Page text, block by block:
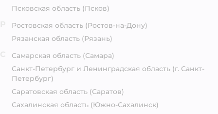
Псковская область (Псков)
Ростовская область (Ростов-на-Дону)
Рязанская область (Рязань)
Самарская область (Самара)
Санкт-Петербург и Ленинградская область (г. Санкт-
Петербург)
Саратовская область (Саратов)
Сахалинская область (Южно-Сахалинск)